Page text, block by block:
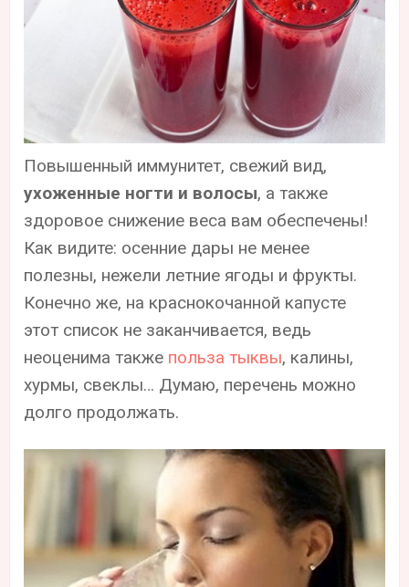
Повышенный иммунитет, свежий вид,
ухоженные ногти и волосы, а также
здоровое снижение веса вам обеспечены!
Как видите: осенние дары не менее
полезны, нежели летние ягоды и фрукты.
Конечно же, на краснокочанной капусте
этот список не заканчивается, ведь
неоценима также польза тыквы, калины,
хурмы, свеклы… Думаю, перечень можно
долго продолжать.